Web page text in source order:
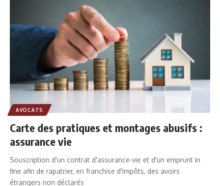
AVOCATS
Carte des pratiques et montages abusifs :
assurance vie
Souscription d'un contrat d'assurance-vie et d'un emprunt in
fine afin de rapatrier, en franchise d'impôts, des avoirs
étrangers non déclarés